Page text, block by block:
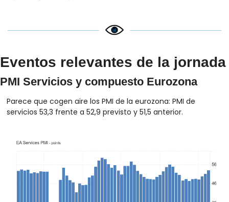
Eventos relevantes de la jornada
PMI Servicios y compuesto Eurozona
Parece que cogen aire los PMI de la eurozona: PMI de
servicios 53,3 frente a 52,9 previsto y 51,5 anterior.